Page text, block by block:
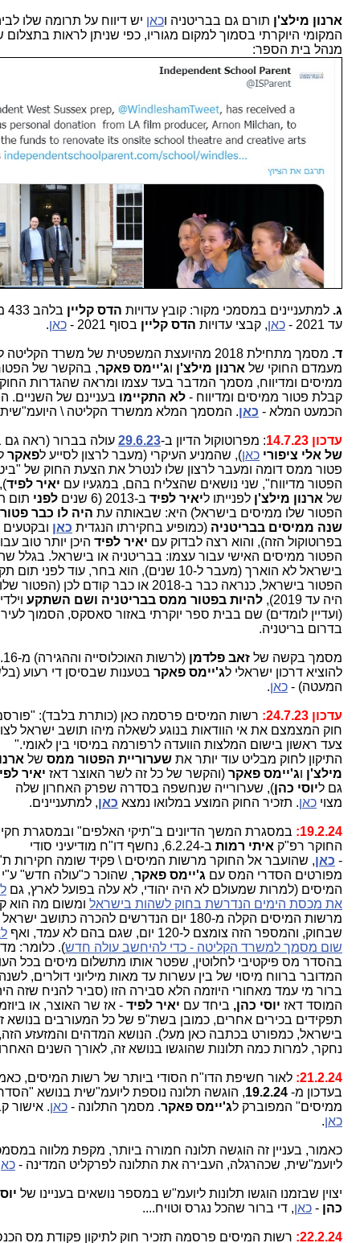
ארנון מילצ'ןתורם גם בבריטניה וכאןיש דיווח על תרומה שלו
המקומי היוקרתי בסמוך למקום מגוריו, כפי שניתן לראות בתצלום
מנהל בית הספר:
למתעניינים במסמכי מקור: קובץ עדויותהדס קליין
עד 2021 -
כאן, קבצי עדויותהדס קלייןבסוף 2021 - כאן.
ד.
מסמך מתחילת 2018 מהיועצת המשפטית של משרד הקליטה
מעמדם החוקי שלארנון מילצ'ןוג'יימס פאקר, בהקשר של
ממיסים ומדיווח, מסמך המדבר בעד עצמו ומראה שהגדרות החוק
קבלת פטור ממיסים ומדיווח - לא התקיימובעניינם של השניים.
הכמעט המלא - כאן. המסמך המלא ממשרד הקליטה \ היועמ"שית -
עדכון 14.7.23 : מפרוטוקול הדיון ב-29.6.23עולה בברור (ראה גם ב
של אלי ציפורי כאן), שהמניע העיקרי (מעבר לרצון לסייע לפאקר
פטור ממס דומה ומעבר לרצון שלו לנטרל את הצעת החוק של
הפטור מדיווח", שני נושאים שהצליח בהם, במגעיו עםיאיר לפיד),
שלארנון מילצ'ןלפנייתו ל יאיר לפידב-2013 (6 שנים לפניתום
הפטור שלו ממיסים בישראל) היא: שבאותה עת
שנה ממיסים בבריטניה(כמופיע בחקירתו הנגדיתכאןובקטעים
בפרוטוקול הזה), והוא רצה לבדוק עםיאיר לפידהיכן יותר טוב עבורו
הפטור ממיסים האישי עבור עצמו: בבריטניה או בישראל. בגלל
בישראל לא הוארך (מעבר ל-10 שנים), הוא בחר, עוד לפני תום
הפטור בישראל, כנראה כבר ב-2018 או כבר קודם לכן
היה עד 2019),
להיות בפטור ממס בבריטניה ושם השתקעוילדיו
(ועדיין לומדים) שם בבית ספר יוקרתי באזור סאסקס, הסמוך לעיר
בדרום בריטניה.
מסמך בקשה שלזאב פלדמן
(לרשות האוכלוסייה
להוציא דרכון ישראלי ל ג'יימס פאקרבטענות שבסיסן די רעוע
המעטה) - כאן.
עדכון 24.7.23:
רשות המיסים פרסמה כאן (כותרת בלבד): "פורסם
חוק המצמצם את אי הוודאות בנוגע לשאלה מיהו תושב ישראל
צעד ראשון בישום המלצות הוועדה לרפורמה במיסוי בין לאומי."
התיקון לחוק מבליט עוד יותר אתשערוריית הפטור ממסשלארנון
מילצ'ןוג'יימס פאקר(והקשר של כל זה לשר האוצר דאזיאיר לפיד
גם ל יוסי כהן), שערורייה שנחשפה בסדרה שפרק האחרון שלה
מצויכאן. תזכיר החוק המוצע במלואו נמצאכאן, למתעניינים.
19.2.24: במסגרת המשך הדיונים ב"תיקי האלפים" ובמסגרת
החוקר רפ"קאיתי רמות
ב-6.2.24, נחשף דו"ח מודיעיני סודי
כאן, שהועבר אל החוקר מרשות המיסים \ פקיד שומה חקירות ת"א
מפורטים הסדרי המס עםג'יימס פאקר, שהוכר כ"עולה חדש" ע"י
המיסים (למרות שמעולם לא היה יהודי, לא עלה בפועל לארץ, גםלא
את מכסת הימים הנדרשת בחוק לשהות בישראלומשום מה הוא
מרשות המיסים הקלה מ-180 יום הנדרשים להכרה כתושב ישראל
שבחוק, והמספר הזה צומצם ל-120 יום, שגם בהם לא עמד, ואף
לא
שום מסמך למשרד הקליטה - כדי להיחשב עולה חדש). כלומר:
בהסדר מס פיקטיבי לחלוטין, שפטר אותו מתשלום מיסים בכל
המדובר ברווח מיסוי של בין עשרות עד מאות מיליוני דולרים,
ברור מי עמד מאחורי היוזמה הלא סבירה הזו (סביר להניח שזה
המוסד דאזיוסי כהן,ביחד עםיאיר לפיד- אז שר האוצר, או
תפקידים בכירים אחרים, כמובן בשת"פ של כל המעורבים בנושא זה
בישראל, כמפורט בכתבה כאן מעל). הנושא המדהים והמזעזע הזה,
נחקר, למרות כמה תלונות שהוגשו בנושא זה, לאורך השנים
21.2.24: לאור חשיפת הדו"ח הסודי ביותר של רשות המיסים,
בעדכון מ-19.2.24, הוגשה תלונה נוספת ליועמ"שית בנושא "הסדר
ממיסים" המפוברק ל ג'יימס פאקר. מסמך התלונה - כאן. אישור
כאן.
כאמור, בעניין זה הוגשה תלונה חמורה ביותר, מקפת מלווה
ליועמ"שית, שכהרגלה, העבירה את התלונה לפרקליט המדינה - כאן.
יצוין שבזמנו הוגשו תלונות ליועמ"ש במספר נושאים בעניינו שליוסי
כהן- כאן, די ברור שהכל נגרס וטויח....
22.2.24: רשות המיסים פרסמה תזכיר חוק לתיקון פקודת מס